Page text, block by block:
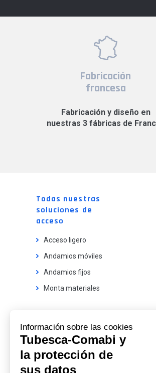
Fabricación
francesa
Fabricación y diseño en
nuestras 3 fábricas de
Todas nuestras
soluciones de
acceso
Acceso ligero
Andamios móviles
Andamios fijos
Monta materiales
Nuestros catalogos
Información sobre las cookies
Tubesca-Comabi y
la protección de
sus datos